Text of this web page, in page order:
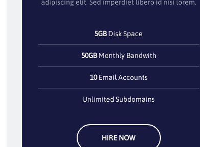
adipiscing elit. Sed imperdiet libero id nisi lorem.
5GBDisk Space
50GBMonthly Bandwith
10Email Accounts
Unlimited Subdomains
HIRE NOW